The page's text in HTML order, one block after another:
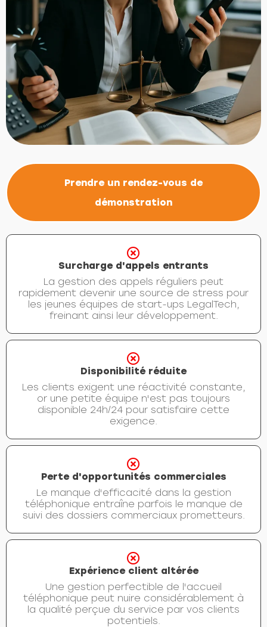
Prendre un rendez-vous de
démonstration
Surcharge d'appels entrants
La gestion des appels réguliers peut
rapidement devenir une source de stress pour
les jeunes équipes de start-ups LegalTech,
freinant ainsi leur développement.
Disponibilité réduite
Les clients exigent une réactivité constante,
or une petite équipe n'est pas toujours
disponible 24h/24 pour satisfaire cette
exigence.
Perte d'opportunités commerciales
Le manque d'efficacité dans la gestion
téléphonique entraîne parfois le manque de
suivi des dossiers commerciaux prometteurs.
Expérience client altérée
Une gestion perfectible de l'accueil
téléphonique peut nuire considérablement à
la qualité perçue du service par vos clients
potentiels.